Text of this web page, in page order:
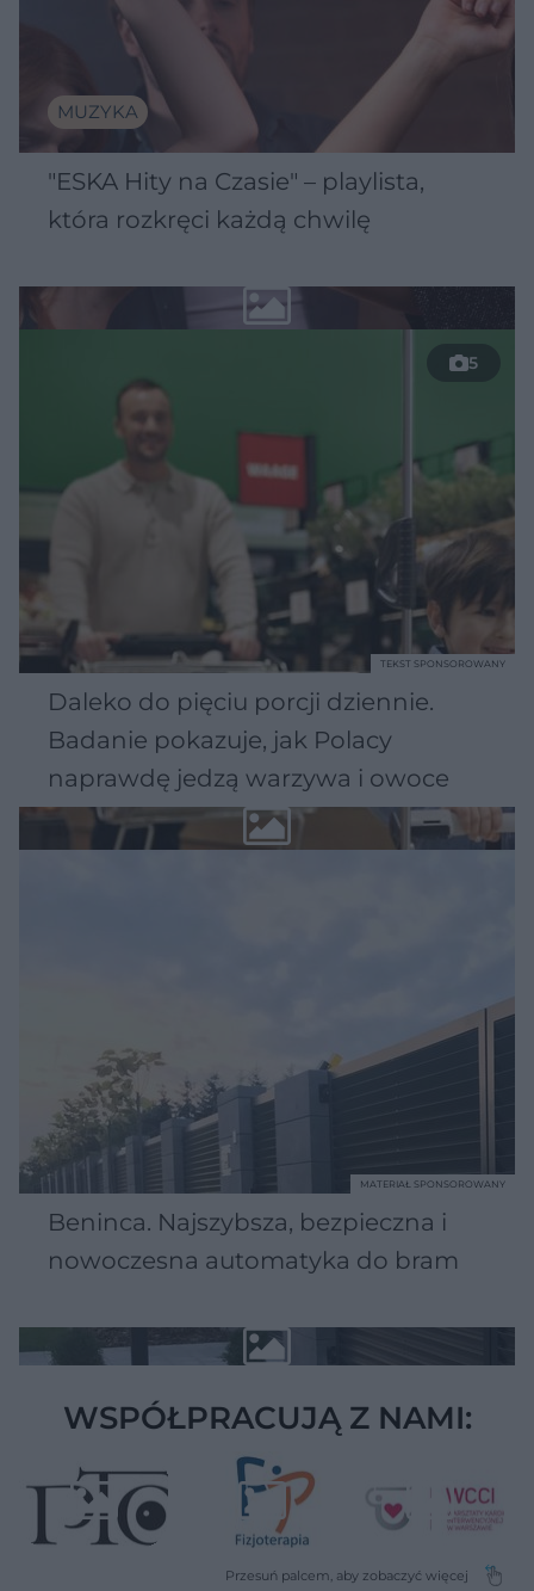
MUZYKA
"ESKA Hity na Czasie" – playlista,
która rozkręci każdą chwilę
5
Daleko do pięciu porcji dziennie.
Badanie pokazuje, jak Polacy
naprawdę jedzą warzywa i owoce
TEKST SPONSOROWANY
Beninca. Najszybsza, bezpieczna i
nowoczesna automatyka do bram
MATERIAŁ SPONSOROWANY
WSPÓŁPRACUJĄ Z NAMI: